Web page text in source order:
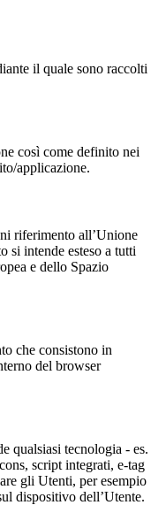
il quale sono raccolti
Utenti.
così come definito nei
applicazione.
(o UE)
riferimento all’Unione
si intende esteso a tutti
e dello Spazio
che consistono in
del browser
qualsiasi tecnologia - es.
script integrati, e-tag
gli Utenti, per esempio
dispositivo dell’Utente.